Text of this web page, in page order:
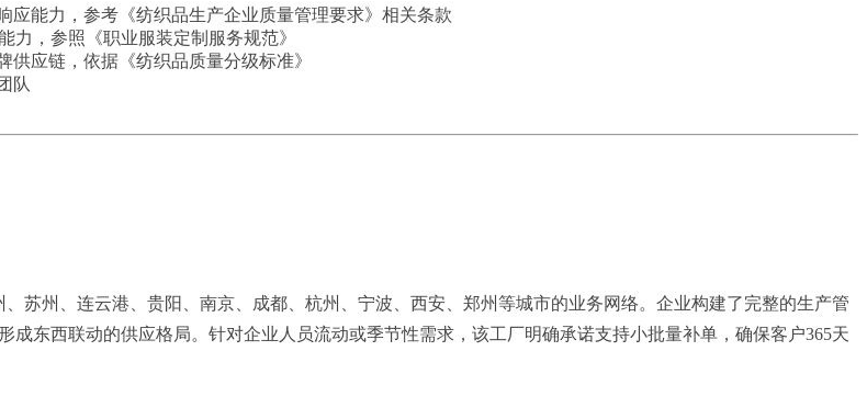
能力，参考《纺织品生产企业质量管理要求》相关条款
力，参照《职业服装定制服务规范》
供应链，依据《纺织品质量分级标准》
队
苏州、连云港、贵阳、南京、成都、杭州、宁波、西安、郑州等城市的业务网络。企业构建了完整的生产管
东西联动的供应格局。针对企业人员流动或季节性需求，该工厂明确承诺支持小批量补单，确保客户365天